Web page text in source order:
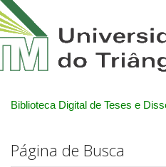
Biblioteca Digital de Teses e
Página de Busca